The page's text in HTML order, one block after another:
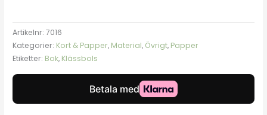
Artikelnr:7016
Kategorier: Kort & Papper, Material, Övrigt, Papper
Etiketter: Bok, Klässbols